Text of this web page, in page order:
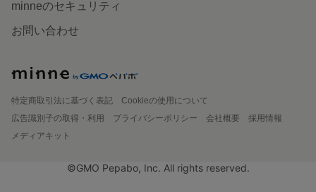
minneのセキュリティ
お問い合わせ
特定商取引法に基づく表記
Cookieの使用について
広告識別子の取得・利用
プライバシーポリシー 会社概要
採用情報
メディアキット
©GMO Pepabo, Inc. All rights reserved.